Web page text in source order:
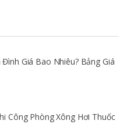
Giá Bao Nhiêu? Bảng Giá
Công Phòng Xông Hơi Thuốc